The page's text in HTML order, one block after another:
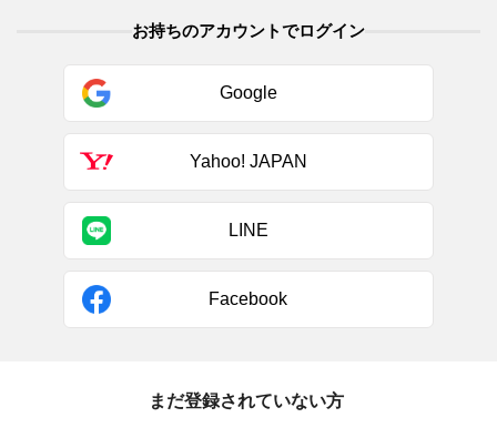
お持ちのアカウントでログイン
Google
Yahoo! JAPAN
LINE
Facebook
まだ登録されていない方